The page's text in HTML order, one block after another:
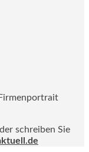
schreiben Sie